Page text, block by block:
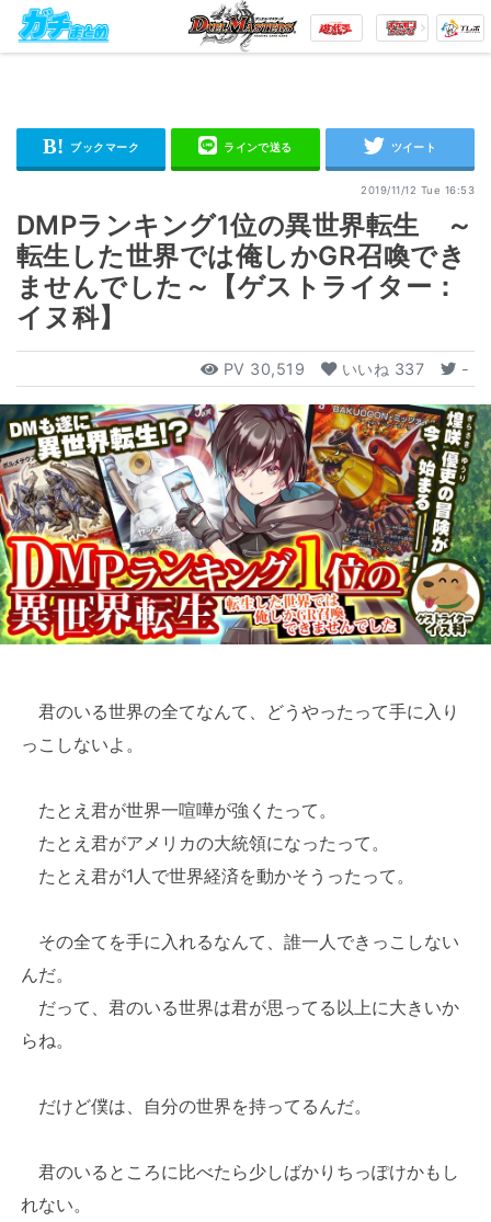
2019/11/12 Tue 16:53
DMPランキング1位の異世界転生 ～
転生した世界では俺しかGR召喚でき
ませんでした～【ゲストライター：
イヌ科】
PV 30,519 いいね 337 -
君のいる世界の全てなんて、どうやったって手に入り
っこしないよ。
たとえ君が世界一喧嘩が強くたって。
たとえ君がアメリカの大統領になったって。
たとえ君が1人で世界経済を動かそうったって。
その全てを手に入れるなんて、誰一人できっこしない
んだ。
だって、君のいる世界は君が思ってる以上に大きいか
らね。
だけど僕は、自分の世界を持ってるんだ。
君のいるところに比べたら少しばかりちっぽけかもし
れない。